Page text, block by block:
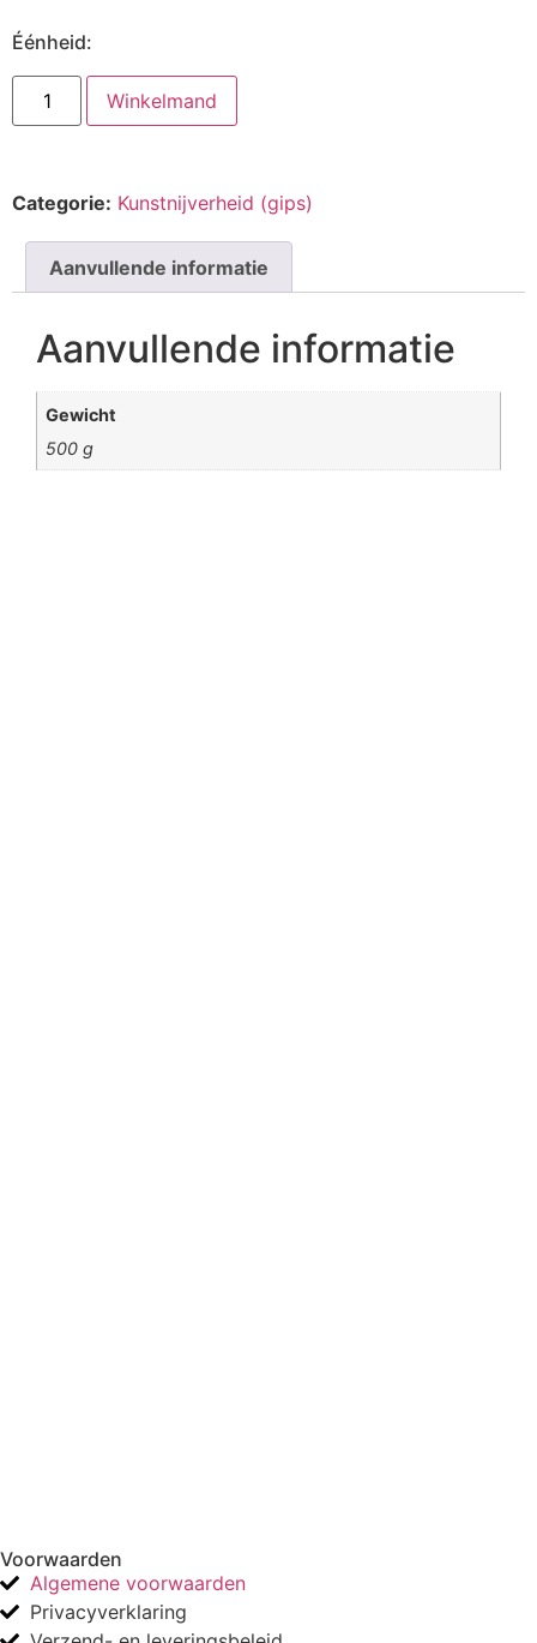
Éénheid:
Winkelmand
Categorie: Kunstnijverheid (gips)
Aanvullende informatie
Aanvullende informatie
Gewicht
500 g
Voorwaarden
Algemene voorwaarden
Privacyverklaring